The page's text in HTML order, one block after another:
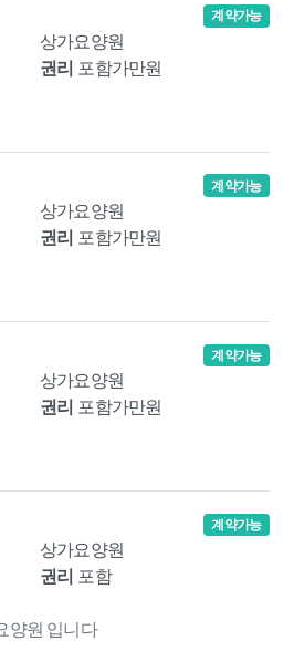
상가요양원
권리 포함가만원
계약가능
상가요양원
권리 포함가만원
계약가능
상가요양원
권리 포함가만원
계약가능
상가요양원
권리 포함
계약가능
양원 입니다